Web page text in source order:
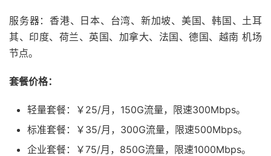
服务器：香港、日本、台湾、新加坡、美国、韩国、土耳
其、印度、荷兰、英国、加拿大、法国、德国、越南 机场
节点。
套餐价格：
轻量套餐：￥25/月，150G流量，限速300Mbps。
标准套餐：￥35/月，300G流量，限速500Mbps。
企业套餐：￥75/月，850G流量，限速1000Mbps。